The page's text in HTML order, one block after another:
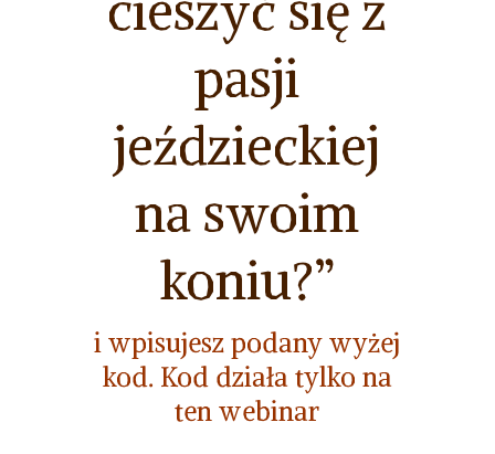
pasji
jeździeckiej
na swoim
koniu?”
i wpisujesz podany wyżej
kod. Kod działa tylko na
ten webinar